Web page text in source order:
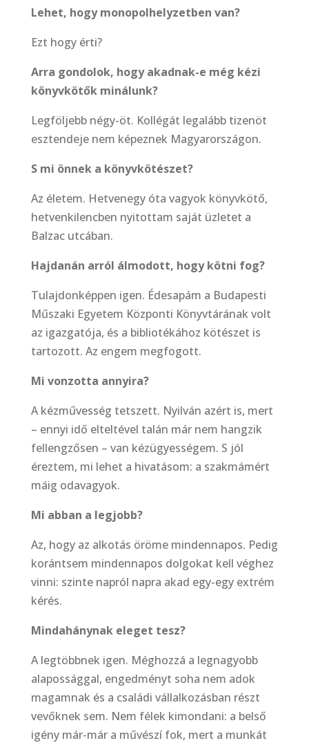
Lehet, hogy monopolhelyzetben van?
Ezt hogy érti?
Arra gondolok, hogy akadnak-e még kézi
könyvkötők minálunk?
Legföljebb négy-öt. Kollégát legalább tizenöt
esztendeje nem képeznek Magyarországon.
S mi önnek a könyvkötészet?
Az életem. Hetvenegy óta vagyok könyvkötő,
hetvenkilencben nyitottam saját üzletet a
Balzac utcában.
Hajdanán arról álmodott, hogy kötni fog?
Tulajdonképpen igen. Édesapám a Budapesti
Műszaki Egyetem Központi Könyvtárának volt
az igazgatója, és a bibliotékához kötészet is
tartozott. Az engem megfogott.
Mi vonzotta annyira?
A kézművesség tetszett. Nyilván azért is, mert
– ennyi idő elteltével talán már nem hangzik
fellengzősen – van kézügyességem. S jól
éreztem, mi lehet a hivatásom: a szakmámért
máig odavagyok.
Mi abban a legjobb?
Az, hogy az alkotás öröme mindennapos. Pedig
korántsem mindennapos dolgokat kell véghez
vinni: szinte napról napra akad egy-egy extrém
kérés.
Mindahánynak eleget tesz?
A legtöbbnek igen. Méghozzá a legnagyobb
alapossággal, engedményt soha nem adok
magamnak és a családi vállalkozásban részt
vevőknek sem. Nem félek kimondani: a belső
igény már-már a művészí fok, mert a munkát